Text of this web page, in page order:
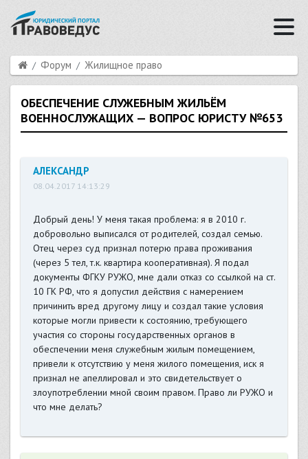
Форум Жилищное право
ОБЕСПЕЧЕНИЕ СЛУЖЕБНЫМ ЖИЛЬЁМ
ВОЕННОСЛУЖАЩИХ — ВОПРОС ЮРИСТУ №653
АЛЕКСАНДР
08.04.2017 14:13:29
Добрый день! У меня такая проблема: я в 2010 г.
добровольно выписался от родителей, создал семью.
Отец через суд признал потерю права проживания
(через 5 тел, т.к. квартира кооперативная). Я подал
документы ФГКУ РУЖО, мне дали отказ со ссылкой на ст.
10 ГК РФ, что я допустил действия с намерением
причинить вред другому лицу и создал такие условия
которые могли привести к состоянию, требующего
участия со стороны государственных органов в
обеспечении меня служебным жилым помещением,
привели к отсутствию у меня жилого помещения, иск я
признал не апеллировал и это свидетельствует о
злоупотреблении мной своим правом. Право ли РУЖО и
что мне делать?